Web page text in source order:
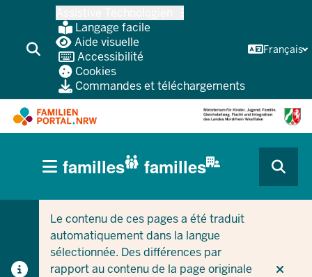
contenu
Langage facile
Aide visuelle
Accessibilité
Cookies
Commandes et téléchargements
Français
CURRENT SECTION POUR LES ENTREPRISES/
CURRENT SECTION POUR LES FAMILLES
HAUPTNAVIGATION
(BÜRGERBEREICH
familles familles
Le contenu de ces pages a été traduit
automatiquement dans la langue
sélectionnée. Des différences par
rapport au contenu de la page originale